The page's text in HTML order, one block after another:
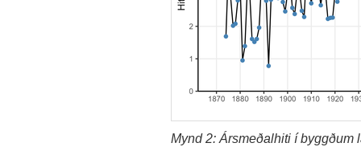
Mynd 2: Ársmeðalhiti í byggðum